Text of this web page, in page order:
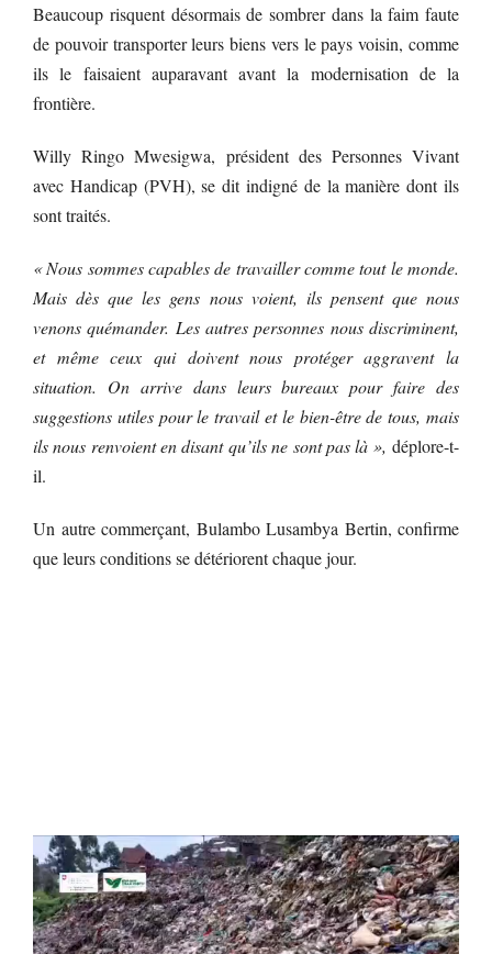
Beaucoup risquent désormais de sombrer dans la faim faute
de pouvoir transporter leurs biens vers le pays voisin, comme
ils le faisaient auparavant avant la modernisation de la
frontière.
Willy Ringo Mwesigwa, président des Personnes Vivant
avec Handicap (PVH), se dit indigné de la manière dont ils
sont traités.
« Nous sommes capables de travailler comme tout le monde.
Mais dès que les gens nous voient, ils pensent que nous
venons quémander. Les autres personnes nous discriminent,
et même ceux qui doivent nous protéger aggravent la
situation. On arrive dans leurs bureaux pour faire des
suggestions utiles pour le travail et le bien-être de tous, mais
ils nous renvoient en disant qu’ils ne sont pas là », déplore-t-
il.
Un autre commerçant, Bulambo Lusambya Bertin, confirme
que leurs conditions se détériorent chaque jour.